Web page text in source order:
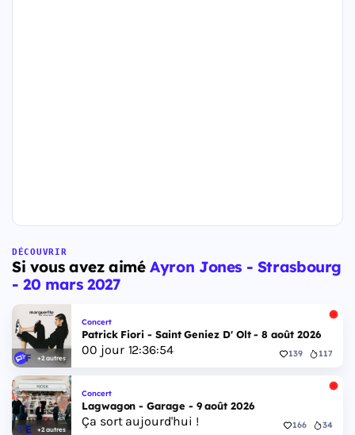
DÉCOUVRIR
Si vous avez aiméAyron Jones - Strasbourg
- 20 mars 2027
+2 autres
Concert
Patrick Fiori - Saint Geniez D' Olt - 8 août 2026
00 jour 12:36:53 139 117
+2 autres
Concert
Lagwagon - Garage - 9 août 2026
Ça sort aujourd'hui ! 166 34